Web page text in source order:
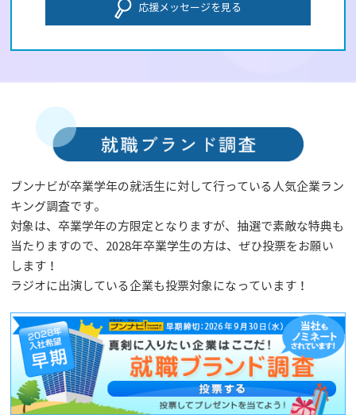
応援メッセージを見る
ブンナビが卒業学年の就活生に対して行っている人気企業ラン
キング調査です。
対象は、卒業学年の方限定となりますが、抽選で素敵な特典も
当たりますので、2028年卒業学生の方は、ぜひ投票をお願い
します！
ラジオに出演している企業も投票対象になっています！